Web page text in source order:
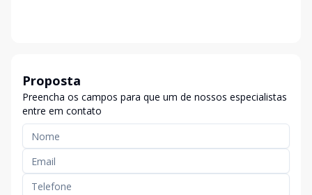
Proposta
Preencha os campos para que um de nossos especialistas
entre em contato